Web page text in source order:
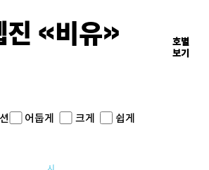
진 《비유》
이면의 장면들
호별
보기
어둡게 크게 쉽게
시